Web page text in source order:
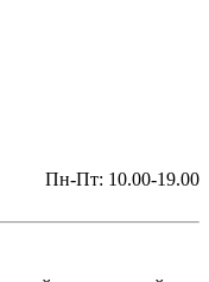
Пн-Пт: 10.00-19.00